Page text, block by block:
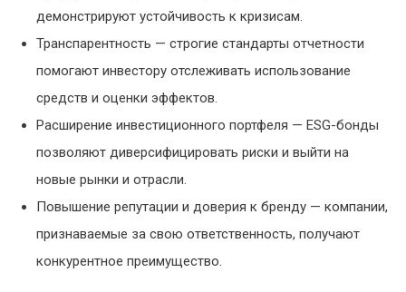
демонстрируют устойчивость к кризисам.
Транспарентность — строгие стандарты отчетности
помогают инвестору отслеживать использование
средств и оценки эффектов.
Расширение инвестиционного портфеля — ESG-бонды
позволяют диверсифицировать риски и выйти на
новые рынки и отрасли.
Повышение репутации и доверия к бренду — компании,
признаваемые за свою ответственность, получают
конкурентное преимущество.